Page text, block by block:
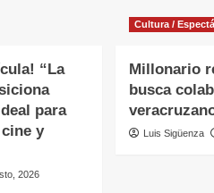
“La
para
y
2026
Cultura /
Millonario
busca
Luis Sigüenza